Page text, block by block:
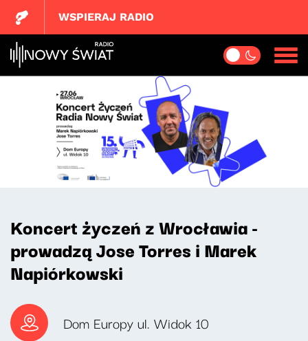
WSPIERAJ RADIO
Koncert życzeń z Wrocławia -
prowadzą Jose Torres i Marek
Napiórkowski
Dom Europy ul. Widok 10